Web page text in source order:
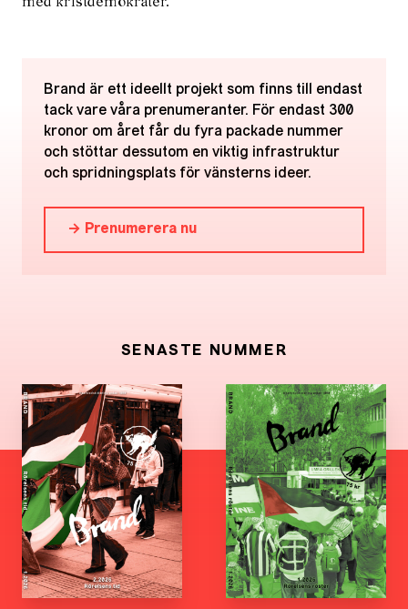
Brand är ett ideellt projekt som finns till endast
tack vare våra prenumeranter. För endast 300
kronor om året får du fyra packade nummer
och stöttar dessutom en viktig infrastruktur
och spridningsplats för vänsterns ideer.
→ Prenumerera nu
SENASTE NUMMER